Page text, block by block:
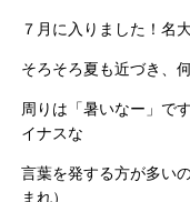
７月に入りました！名
そろそろ夏も近づき、
周りは「暑いなー」で
イナスな
言葉を発する方が多い
まれ）